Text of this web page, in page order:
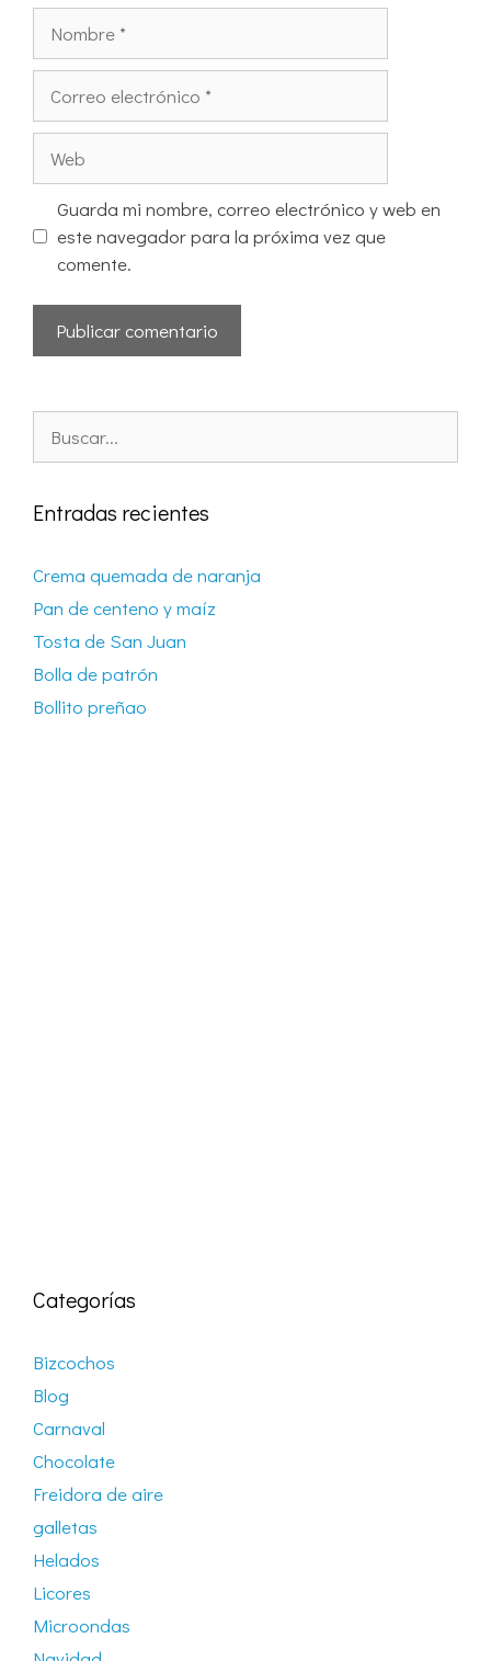
Guarda mi nombre, correo electrónico y web en
este navegador para la próxima vez que
comente.
Entradas recientes
Crema quemada de naranja
Pan de centeno y maíz
Tosta de San Juan
Bolla de patrón
Bollito preñao
Categorías
Bizcochos
Blog
Carnaval
Chocolate
Freidora de aire
galletas
Helados
Licores
Microondas